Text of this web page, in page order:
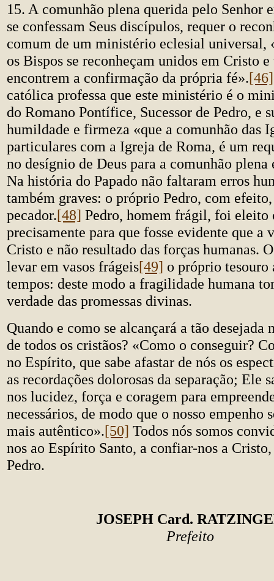
15. A comunhão plena querida pelo Senhor
se confessam Seus discípulos, requer o
comum de um ministério eclesial universal,
os Bispos se reconheçam unidos em Cristo
encontrem a confirmação da própria fé».[46]
católica professa que este ministério é o
do Romano Pontífice, Sucessor de Pedro, e
humildade e firmeza «que a comunhão das
particulares com a Igreja de Roma, é um
no desígnio de Deus para a comunhão
Na história do Papado não faltaram erros
também graves: o próprio Pedro, com
pecador.[48] Pedro, homem frágil, foi eleito
precisamente para que fosse evidente que a
Cristo e não resultado das forças humanas.
levar em vasos frágeis[49] o próprio tesouro
tempos: deste modo a fragilidade humana
verdade das promessas divinas.
Quando e como se alcançará a tão desejada
de todos os cristãos? «Como o conseguir?
no Espírito, que sabe afastar de nós os
as recordações dolorosas da separação; Ele
nos lucidez, força e coragem para
necessários, de modo que o nosso empenho
mais autêntico».[50] Todos nós somos
nos ao Espírito Santo, a confiar-nos a
Pedro.
JOSEPH Card.
Prefeito